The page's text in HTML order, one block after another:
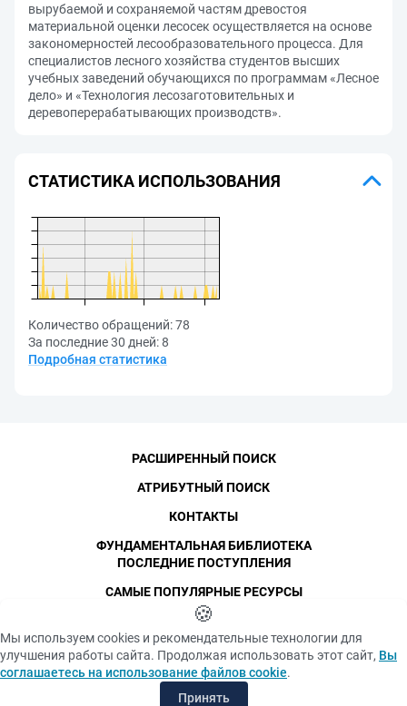
вырубаемой и сохраняемой частям древостоя
материальной оценки лесосек осуществляется на основе
закономерностей лесообразовательного процесса. Для
специалистов лесного хозяйства студентов высших
учебных заведений обучающихся по программам «Лесное
дело» и «Технология лесозаготовительных и
деревоперерабатывающих производств».
СТАТИСТИКА ИСПОЛЬЗОВАНИЯ
Количество обращений:78
За последние 30 дней:8
Подробная статистика
СПбПУ, 1996-2026
Авторские права и персональные данные
Фотографии размещены с согласия
изображённых лиц в соответствии
с требованиями законодательства
о персональных данных. Согласно
Политика конфиденциальности
Положение об использовании «cookie» файлов
РАСШИРЕННЫЙ ПОИСК
АТРИБУТНЫЙ ПОИСК
КОНТАКТЫ
ФУНДАМЕНТАЛЬНАЯ БИБЛИОТЕКА
ПОСЛЕДНИЕ ПОСТУПЛЕНИЯ
САМЫЕ ПОПУЛЯРНЫЕ РЕСУРСЫ
🍪
Мы используем cookies и рекомендательные технологии для
улучшения работы сайта. Продолжая использовать этот сайт, Вы
соглашаетесь на использование файлов cookie.
Принять